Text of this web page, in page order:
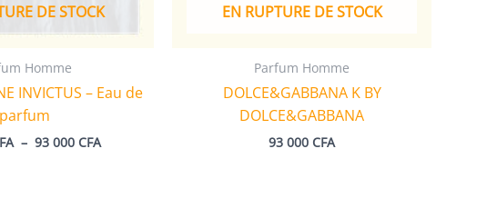
DE STOCK
Homme
INVICTUS – Eau de
parfum
– 93 000 CFAPlage
EN RUPTURE DE STOCK
Parfum Homme
DOLCE&GABBANA K BY
DOLCE&GABBANA
93 000 CFA